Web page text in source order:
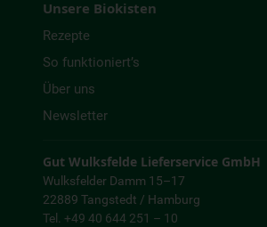
Unsere Biokisten
Rezepte
So funktioniert’s
Über uns
Newsletter
Gut Wulksfelde Lieferservice GmbH
Wulksfelder Damm 15–17
22889 Tangstedt / Hamburg
Tel. +49 40 644 251 – 10